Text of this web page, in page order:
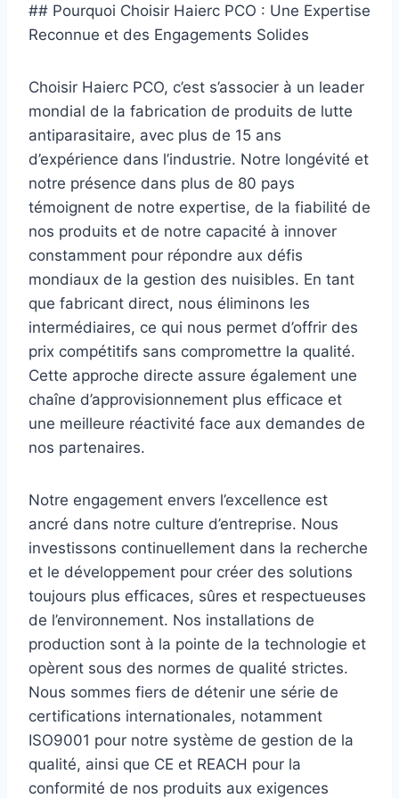
## Pourquoi Choisir Haierc PCO : Une Expertise
Reconnue et des Engagements Solides
Choisir Haierc PCO, c’est s’associer à un leader
mondial de la fabrication de produits de lutte
antiparasitaire, avec plus de 15 ans
d’expérience dans l’industrie. Notre longévité et
notre présence dans plus de 80 pays
témoignent de notre expertise, de la fiabilité de
nos produits et de notre capacité à innover
constamment pour répondre aux défis
mondiaux de la gestion des nuisibles. En tant
que fabricant direct, nous éliminons les
intermédiaires, ce qui nous permet d’offrir des
prix compétitifs sans compromettre la qualité.
Cette approche directe assure également une
chaîne d’approvisionnement plus efficace et
une meilleure réactivité face aux demandes de
nos partenaires.
Notre engagement envers l’excellence est
ancré dans notre culture d’entreprise. Nous
investissons continuellement dans la recherche
et le développement pour créer des solutions
toujours plus efficaces, sûres et respectueuses
de l’environnement. Nos installations de
production sont à la pointe de la technologie et
opèrent sous des normes de qualité strictes.
Nous sommes fiers de détenir une série de
certifications internationales, notamment
ISO9001 pour notre système de gestion de la
qualité, ainsi que CE et REACH pour la
conformité de nos produits aux exigences